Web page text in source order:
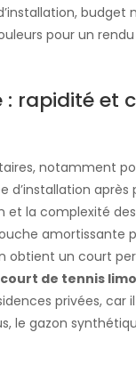
budget
pour un rendu
rapidité et
notamment
d’installation après
et la complexité
amortissante
obtient un court
de tennis
privées, car
le gazon